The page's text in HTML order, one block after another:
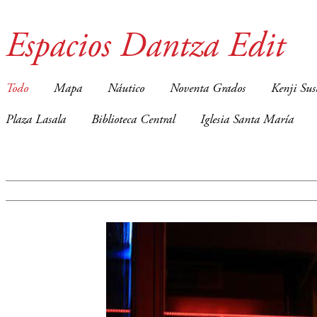
Espacios Dantza Edit
Todo Mapa Náutico Noventa Grados Kenji
Plaza Lasala Biblioteca Central Iglesia Santa María